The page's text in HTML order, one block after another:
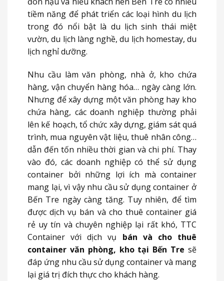
tiềm năng để phát triển các loại hình du lịch
trong đó nổi bật là du lịch sinh thái miệt
vườn, du lịch làng nghề, du lịch homestay, du
lịch nghỉ dưỡng.
Nhu cầu làm văn phòng, nhà ở, kho chứa
hàng, vận chuyển hàng hóa… ngày càng lớn.
Nhưng để xây dựng một văn phòng hay kho
chứa hàng, các doanh nghiệp thường phải
lên kế hoạch, tổ chức xây dựng, giám sát quá
trình, mua nguyên vật liệu, thuê nhân công…
dẫn đến tốn nhiều thời gian và chi phí. Thay
vào đó, các doanh nghiệp có thể sử dụng
container bởi những lợi ích mà container
mang lại, vì vậy nhu cầu sử dụng container ở
Bến Tre ngày càng tăng. Tuy nhiên, để tìm
được dịch vụ bán và cho thuê container giá
rẻ uy tín và chuyên nghiệp lại rất khó, TTC
Container với dịch vụ bán và cho thuê
container văn phòng, kho tại Bến Tre sẽ
đáp ứng nhu cầu sử dụng container và mang
lại giá trị đích thực cho khách hàng.